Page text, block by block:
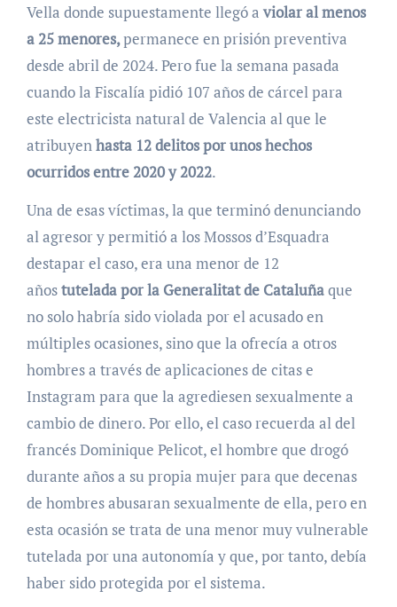
Vella donde supuestamente llegó a violar al menos
a 25 menores,permanece en prisión preventiva
desde abril de 2024. Pero fue la semana pasada
cuando la Fiscalía pidió 107 años de cárcel para
este electricista natural de Valencia al que le
atribuyen hasta 12 delitos por unos hechos
ocurridos entre 2020 y 2022.
Una de esas víctimas, la que terminó denunciando
al agresor y permitió a los Mossos d’Esquadra
destapar el caso, era una menor de 12
añostutelada por la Generalitat de Cataluñaque
no solo habría sido violada por el acusado en
múltiples ocasiones, sino que la ofrecía a otros
hombres a través de aplicaciones de citas e
Instagram para que la agrediesen sexualmente a
cambio de dinero. Por ello, el caso recuerda al del
francés Dominique Pelicot, el hombre que drogó
durante años a su propia mujer para que decenas
de hombres abusaran sexualmente de ella, pero en
esta ocasión se trata de una menor muy vulnerable
tutelada por una autonomía y que, por tanto, debía
haber sido protegida por el sistema.